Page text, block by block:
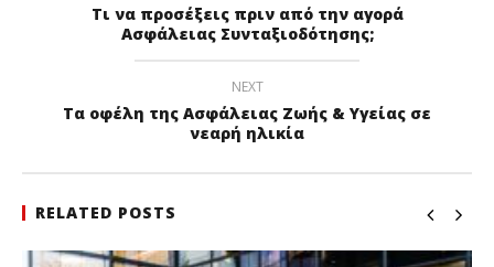
Τι να προσέξεις πριν από την αγορά
Ασφάλειας Συνταξιοδότησης;
NEXT
Τα οφέλη της Ασφάλειας Ζωής & Υγείας σε
νεαρή ηλικία
RELATED POSTS